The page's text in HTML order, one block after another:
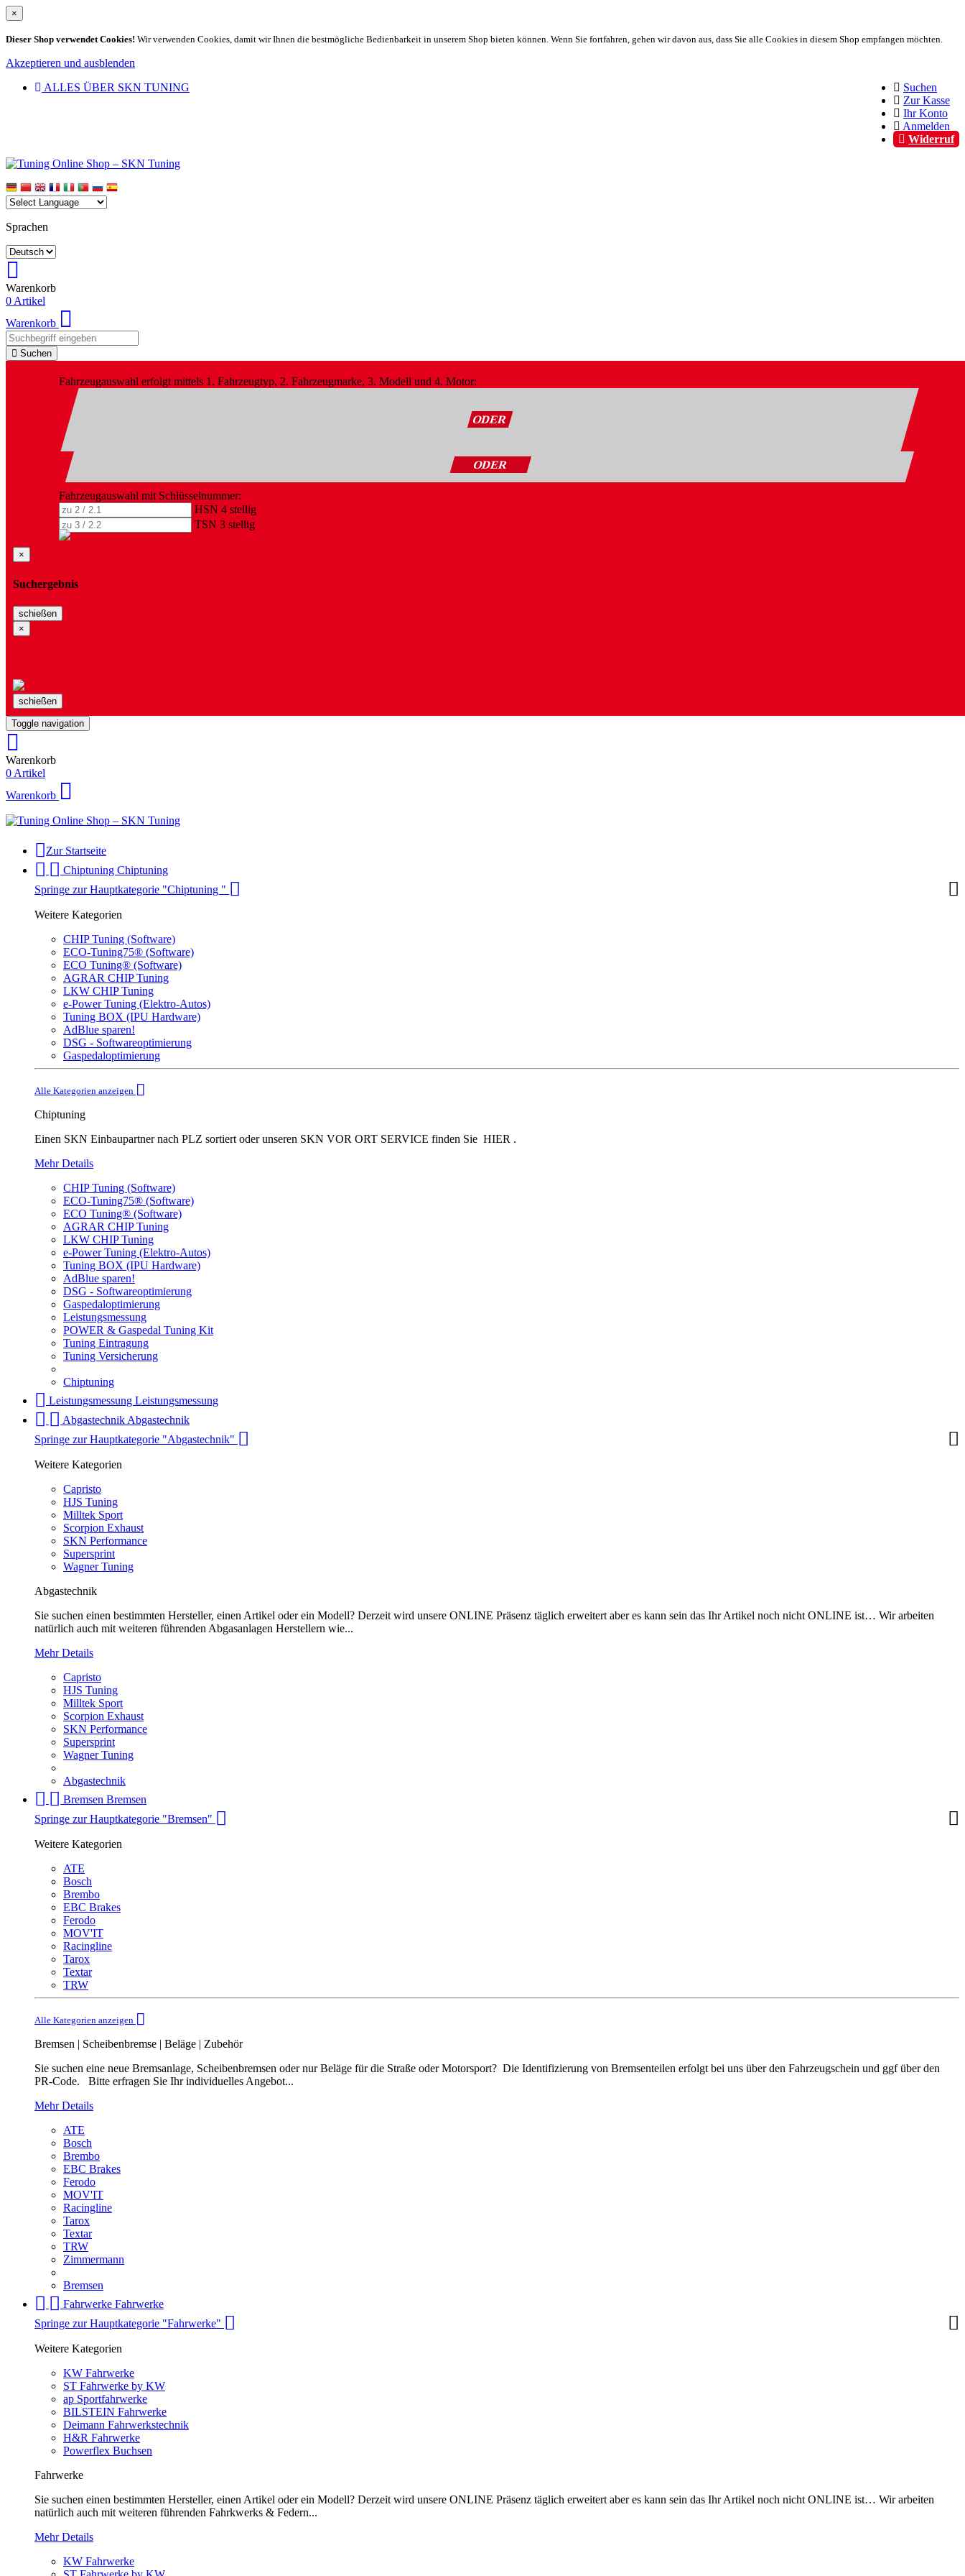
×
Dieser Shop verwendet Cookies! Wir verwenden Cookies, damit wir Ihnen die bestmögliche Bedienbarkeit in unserem Shop bieten können. Wenn Sie fortfahren, gehen wir davon aus, dass Sie alle Cookies in diesem Shop empfangen möchten.
Akzeptieren und ausblenden
ALLES ÜBER SKN TUNING
Suchen
Zur Kasse
Ihr Konto
Anmelden
Widerruf
Sprachen
Warenkorb
0 Artikel
Warenkorb
Suchen
Fahrzeugauswahl erfolgt mittels 1. Fahrzeugtyp, 2. Fahrzeugmarke, 3. Modell und 4. Motor:
ODER
ODER
Fahrzeugauswahl mit Schlüsselnummer:
HSN 4 stellig
TSN 3 stellig
×
Suchergebnis
schießen
×
schießen
Toggle navigation
Warenkorb
0 Artikel
Warenkorb
Zur Startseite
Chiptuning Chiptuning
Springe zur Hauptkategorie "Chiptuning "
Weitere Kategorien
CHIP Tuning (Software)
ECO-Tuning75® (Software)
ECO Tuning® (Software)
AGRAR CHIP Tuning
LKW CHIP Tuning
e-Power Tuning (Elektro-Autos)
Tuning BOX (IPU Hardware)
AdBlue sparen!
DSG - Softwareoptimierung
Gaspedaloptimierung
Alle Kategorien anzeigen
Chiptuning
Einen SKN Einbaupartner nach PLZ sortiert oder unseren SKN VOR ORT SERVICE finden Sie HIER .
Mehr Details
CHIP Tuning (Software)
ECO-Tuning75® (Software)
ECO Tuning® (Software)
AGRAR CHIP Tuning
LKW CHIP Tuning
e-Power Tuning (Elektro-Autos)
Tuning BOX (IPU Hardware)
AdBlue sparen!
DSG - Softwareoptimierung
Gaspedaloptimierung
Leistungsmessung
POWER & Gaspedal Tuning Kit
Tuning Eintragung
Tuning Versicherung
Chiptuning
Leistungsmessung Leistungsmessung
Abgastechnik Abgastechnik
Springe zur Hauptkategorie "Abgastechnik"
Weitere Kategorien
Capristo
HJS Tuning
Milltek Sport
Scorpion Exhaust
SKN Performance
Supersprint
Wagner Tuning
Abgastechnik
Sie suchen einen bestimmten Hersteller, einen Artikel oder ein Modell? Derzeit wird unsere ONLINE Präsenz täglich erweitert aber es kann sein das Ihr Artikel noch nicht ONLINE ist… Wir arbeiten
natürlich auch mit weiteren führenden Abgasanlagen Herstellern wie...
Mehr Details
Capristo
HJS Tuning
Milltek Sport
Scorpion Exhaust
SKN Performance
Supersprint
Wagner Tuning
Abgastechnik
Bremsen Bremsen
Springe zur Hauptkategorie "Bremsen"
Weitere Kategorien
ATE
Bosch
Brembo
EBC Brakes
Ferodo
MOV'IT
Racingline
Tarox
Textar
TRW
Alle Kategorien anzeigen
Bremsen | Scheibenbremse | Beläge | Zubehör
Sie suchen eine neue Bremsanlage, Scheibenbremsen oder nur Beläge für die Straße oder Motorsport? Die Identifizierung von Bremsenteilen erfolgt bei uns über den Fahrzeugschein und ggf über den
PR-Code. Bitte erfragen Sie Ihr individuelles Angebot...
Mehr Details
ATE
Bosch
Brembo
EBC Brakes
Ferodo
MOV'IT
Racingline
Tarox
Textar
TRW
Zimmermann
Bremsen
Fahrwerke Fahrwerke
Springe zur Hauptkategorie "Fahrwerke"
Weitere Kategorien
KW Fahrwerke
ST Fahrwerke by KW
ap Sportfahrwerke
BILSTEIN Fahrwerke
Deimann Fahrwerkstechnik
H&R Fahrwerke
Powerflex Buchsen
Fahrwerke
Sie suchen einen bestimmten Hersteller, einen Artikel oder ein Modell? Derzeit wird unsere ONLINE Präsenz täglich erweitert aber es kann sein das Ihr Artikel noch nicht ONLINE ist… Wir arbeiten
natürlich auch mit weiteren führenden Fahrkwerks & Federn...
Mehr Details
KW Fahrwerke